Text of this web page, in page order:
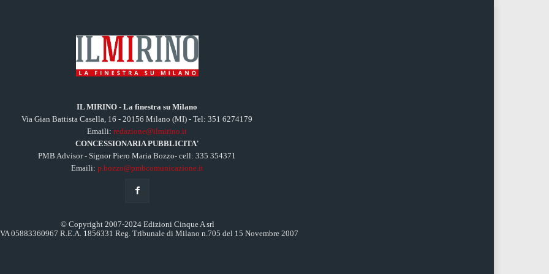
IL MIRINO - La finestra su Milano
Via Gian Battista Casella, 16 - 20156 Milano (MI) - Tel: 351 6274179
Emaili:redazione@ilmirino.it
CONCESSIONARIA PUBBLICITA'
PMB Advisor - Signor Piero Maria Bozzo- cell: 335 354371
Emaili: p.bozzo@pmbcomunicazione.it
© Copyright 2007-2024 Edizioni Cinque A srl
05883360967 R.E.A. 1856331 Reg. Tribunale di Milano n.705 del 15 Novembre 2007